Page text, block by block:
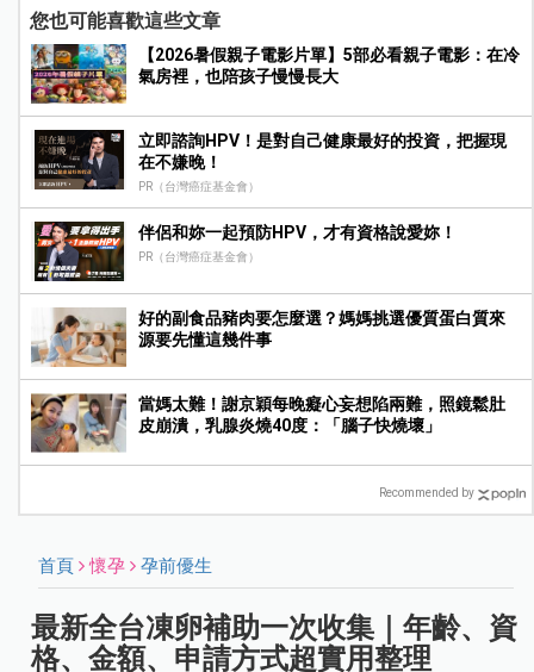
您也可能喜歡這些文章
【2026暑假親子電影片單】5部必看親子電影：在冷
氣房裡，也陪孩子慢慢長大
立即諮詢HPV！是對自己健康最好的投資，把握現
在不嫌晚！
PR（台灣癌症基金會）
伴侶和妳一起預防HPV，才有資格說愛妳！
PR（台灣癌症基金會）
好的副食品豬肉要怎麼選？媽媽挑選優質蛋白質來
源要先懂這幾件事
當媽太難！謝京穎每晚癡心妄想陷兩難，照鏡鬆肚
皮崩潰，乳腺炎燒40度：「腦子快燒壞」
Recommended by
首頁 懷孕 孕前優生
最新全台凍卵補助一次收集｜年齡、資
格、金額、申請方式超實用整理